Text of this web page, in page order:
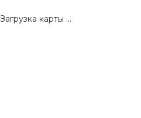
Загрузка карты ...